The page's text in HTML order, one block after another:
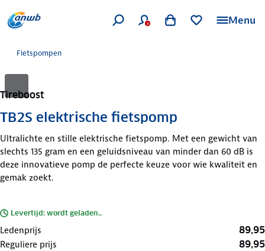
Menu
Fietspompen
Tireboost
TB2S elektrische fietspomp
Ultralichte en stille elektrische fietspomp. Met een gewicht van
slechts 135 gram en een geluidsniveau van minder dan 60 dB is
deze innovatieve pomp de perfecte keuze voor wie kwaliteit en
gemak zoekt.
Levertijd: wordt geladen..
Ledenprijs 89,95
Reguliere prijs 89,95